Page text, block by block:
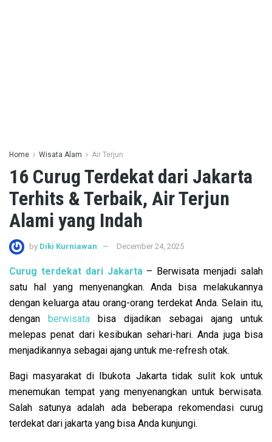
Home Wisata Alam Air Terjun
16 Curug Terdekat dari Jakarta
Terhits & Terbaik, Air Terjun
Alami yang Indah
by Diki Kurniawan December 24, 2025
Curug terdekat dari Jakarta – Berwisata menjadi salah
satu hal yang menyenangkan. Anda bisa melakukannya
dengan keluarga atau orang-orang terdekat Anda. Selain itu,
dengan berwisata bisa dijadikan sebagai ajang untuk
melepas penat dari kesibukan sehari-hari. Anda juga bisa
menjadikannya sebagai ajang untuk me-refresh otak.
Bagi masyarakat di Ibukota Jakarta tidak sulit kok untuk
menemukan tempat yang menyenangkan untuk berwisata.
Salah satunya adalah ada beberapa rekomendasi curug
terdekat dari jakarta yang bisa Anda kunjungi.